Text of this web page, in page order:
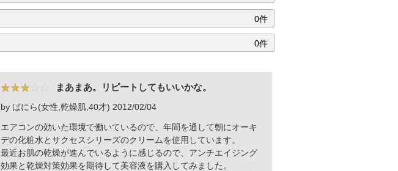
0件
0件
まあまあ。リピートしてもいいかな。
by ばにら(女性,乾燥肌,40才) 2012/02/04
エアコンの効いた環境で働いているので、年間を通して朝にオーキ
デの化粧水とサクセスシリーズのクリームを使用しています。
最近お肌の乾燥が進んでいるように感じるので、アンチエイジング
効果と乾燥対策効果を期待して美容液を購入してみました。